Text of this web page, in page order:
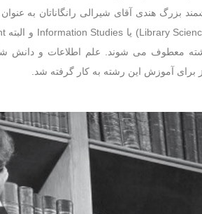
دانشمند بزرگ هندی آقای شیرالی رانگاناتان
معطوف می شوند. علم اطلاعات و دانش
برای آموزش این رشته به کار گرفته شد.